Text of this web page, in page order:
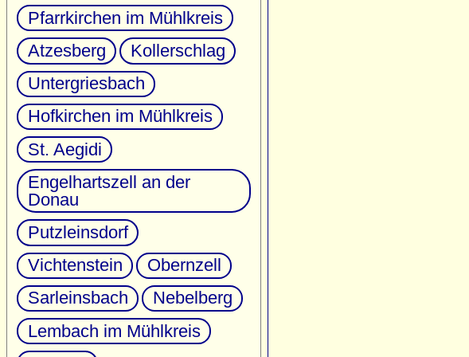
Pfarrkirchen im Mühlkreis
Atzesberg
Kollerschlag
Untergriesbach
Hofkirchen im Mühlkreis
St. Aegidi
Engelhartszell an der
Donau
Putzleinsdorf
Vichtenstein
Obernzell
Sarleinsbach
Nebelberg
Lembach im Mühlkreis